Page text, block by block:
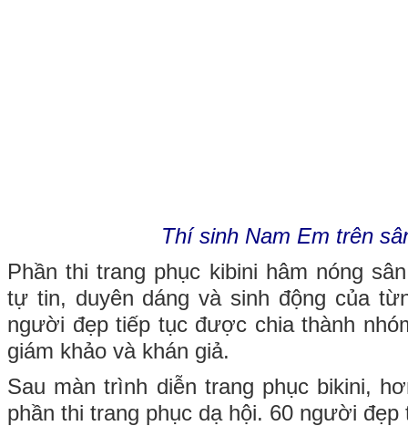
Thí sinh Nam Em trên
Phần thi trang phục kibini hâm nóng
tự tin, duyên dáng và sinh động của
người đẹp tiếp tục được chia thành
giám khảo và khán giả.
Sau màn trình diễn trang phục bikini,
phần thi trang phục dạ hội. 60 người